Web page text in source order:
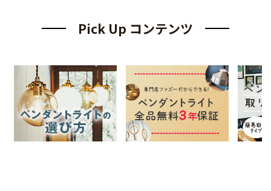
Pick Up コンテンツ